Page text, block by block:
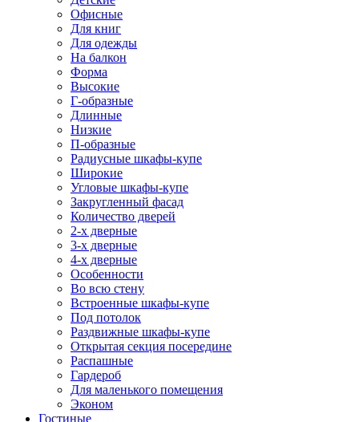
Офисные
Для книг
Для одежды
На балкон
Форма
Высокие
Г-образные
Длинные
Низкие
П-образные
Радиусные шкафы-купе
Широкие
Угловые шкафы-купе
Закругленный фасад
Количество дверей
2-х дверные
3-х дверные
4-х дверные
Особенности
Во всю стену
Встроенные шкафы-купе
Под потолок
Раздвижные шкафы-купе
Открытая секция посередине
Распашные
Гардероб
Для маленького помещения
Эконом
Гостиные